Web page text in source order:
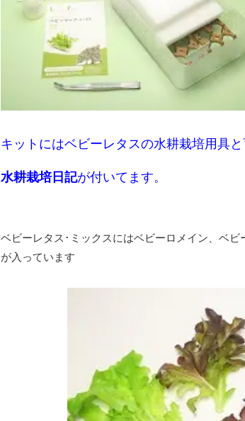
キットにはベビーレタスの水耕栽培用具
水耕栽培日記が付いてます。
ベビーレタス･ミックスにはベビーロメイン、ベ
が入っています